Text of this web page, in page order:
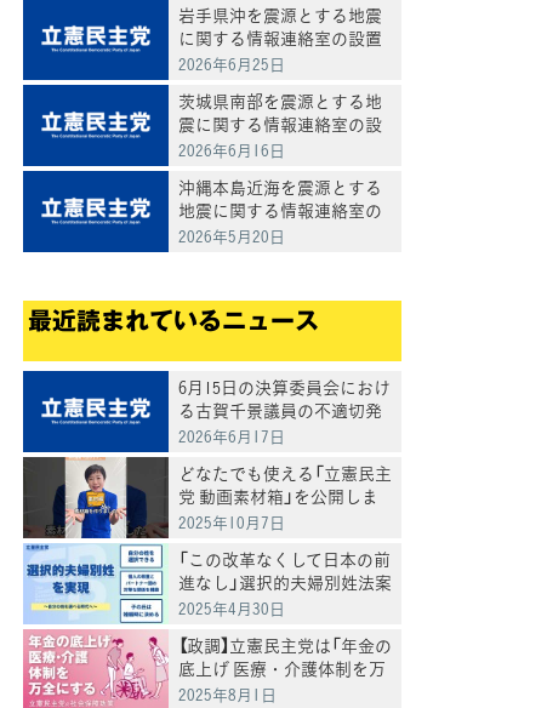
岩手県沖を震源とする地震
に関する情報連絡室の設置
について
2026年6月25日
茨城県南部を震源とする地
震に関する情報連絡室の設
置について
2026年6月16日
沖縄本島近海を震源とする
地震に関する情報連絡室の
設置について
2026年5月20日
最近読まれているニュース
6月15日の決算委員会におけ
る古賀千景議員の不適切発
言と処分について
2026年6月17日
どなたでも使える「立憲民主
党 動画素材箱」を公開しま
した
2025年10月7日
「この改革なくして日本の前
進なし」選択的夫婦別姓法案
を提出
2025年4月30日
【政調】立憲民主党は「年金の
底上げ 医療・介護体制を万
全にする」
2025年8月1日